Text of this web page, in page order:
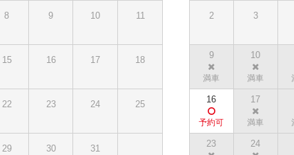
8 9 10 11
15 16 17 18
22 23 24 25
29 30 31
2 3
9 10
16 17
23 24